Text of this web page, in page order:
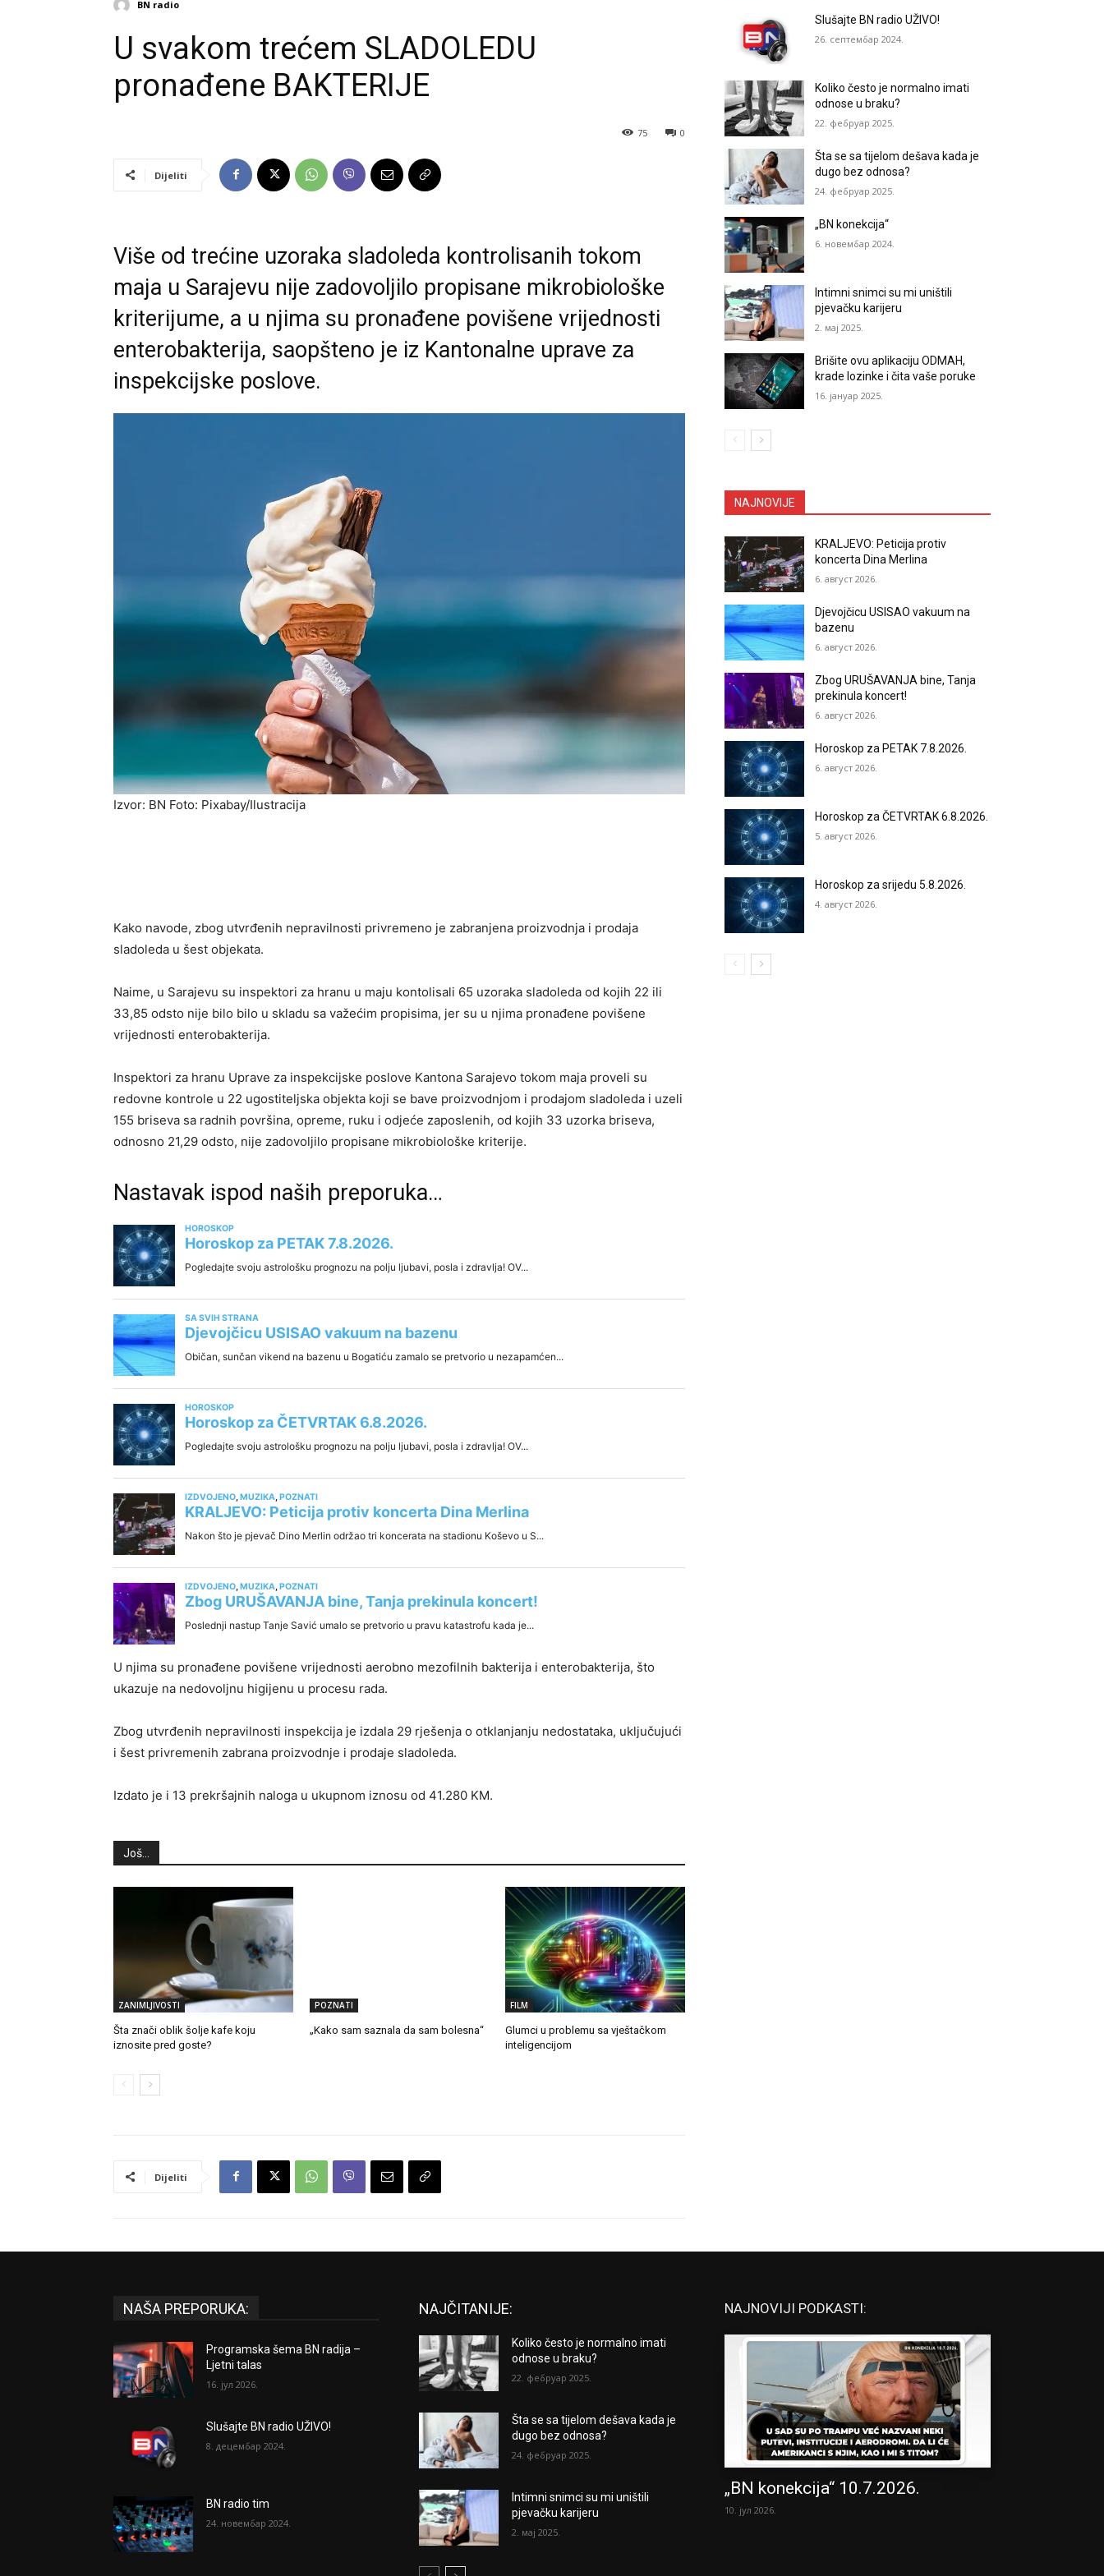
BN radio
U svakom trećem SLADOLEDU
pronađene BAKTERIJE
0
75
Dijeliti
Više od trećine uzoraka sladoleda kontrolisanih tokom
maja u Sarajevu nije zadovoljilo propisane mikrobiološke
kriterijume, a u njima su pronađene povišene vrijednosti
enterobakterija, saopšteno je iz Kantonalne uprave za
inspekcijske poslove.
Izvor: BN Foto: Pixabay/Ilustracija
Kako navode, zbog utvrđenih nepravilnosti privremeno je zabranjena proizvodnja i prodaja
sladoleda u šest objekata.
Naime, u Sarajevu su inspektori za hranu u maju kontolisali 65 uzoraka sladoleda od kojih 22 ili
33,85 odsto nije bilo bilo u skladu sa važećim propisima, jer su u njima pronađene povišene
vrijednosti enterobakterija.
Inspektori za hranu Uprave za inspekcijske poslove Kantona Sarajevo tokom maja proveli su
redovne kontrole u 22 ugostiteljska objekta koji se bave proizvodnjom i prodajom sladoleda i uzeli
155 briseva sa radnih površina, opreme, ruku i odjeće zaposlenih, od kojih 33 uzorka briseva,
odnosno 21,29 odsto, nije zadovoljilo propisane mikrobiološke kriterije.
Nastavak ispod naših preporuka…
U njima su pronađene povišene vrijednosti aerobno mezofilnih bakterija i enterobakterija, što
ukazuje na nedovoljnu higijenu u procesu rada.
Zbog utvrđenih nepravilnosti inspekcija je izdala 29 rješenja o otklanjanju nedostataka, uključujući
i šest privremenih zabrana proizvodnje i prodaje sladoleda.
Izdato je i 13 prekršajnih naloga u ukupnom iznosu od 41.280 KM.
Još...
ZANIMLJIVOSTI
Šta znači oblik šolje kafe koju
iznosite pred goste?
POZNATI
„Kako sam saznala da sam bolesna“
FILM
Glumci u problemu sa vještačkom
inteligencijom
Dijeliti
Slušajte BN radio UŽIVO!
26. септембар 2024.
Koliko često je normalno imati
odnose u braku?
22. фебруар 2025.
Šta se sa tijelom dešava kada je
dugo bez odnosa?
24. фебруар 2025.
„BN konekcija“
6. новембар 2024.
Intimni snimci su mi uništili
pjevačku karijeru
2. мај 2025.
Brišite ovu aplikaciju ODMAH,
krade lozinke i čita vaše poruke
16. јануар 2025.
NAJNOVIJE
KRALJEVO: Peticija protiv
koncerta Dina Merlina
6. август 2026.
Djevojčicu USISAO vakuum na
bazenu
6. август 2026.
Zbog URUŠAVANJA bine, Tanja
prekinula koncert!
6. август 2026.
Horoskop za PETAK 7.8.2026.
6. август 2026.
Horoskop za ČETVRTAK 6.8.2026.
5. август 2026.
Horoskop za srijedu 5.8.2026.
4. август 2026.
NAŠA PREPORUKA:
Programska šema BN radija –
Ljetni talas
16. јул 2026.
Slušajte BN radio UŽIVO!
8. децембар 2024.
BN radio tim
24. новембар 2024.
NAJČITANIJE:
Koliko često je normalno imati
odnose u braku?
22. фебруар 2025.
Šta se sa tijelom dešava kada je
dugo bez odnosa?
24. фебруар 2025.
Intimni snimci su mi uništili
pjevačku karijeru
2. мај 2025.
NAJNOVIJI PODKASTI:
„BN konekcija“ 10.7.2026.
10. јул 2026.